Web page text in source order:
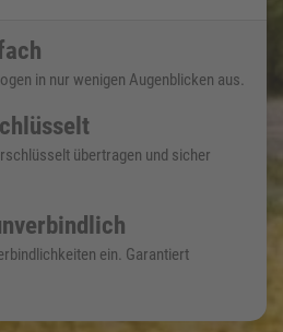
in nur wenigen Augenblicken aus.
übertragen und sicher
ein. Garantiert